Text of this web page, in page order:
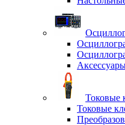
Токовые
Токовые